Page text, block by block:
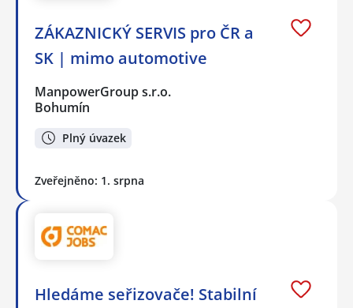
ZÁKAZNICKÝ SERVIS pro ČR a
SK | mimo automotive
ManpowerGroup s.r.o.
Bohumín
Plný úvazek
Zveřejněno: 1. srpna
Hledáme seřizovače! Stabilní